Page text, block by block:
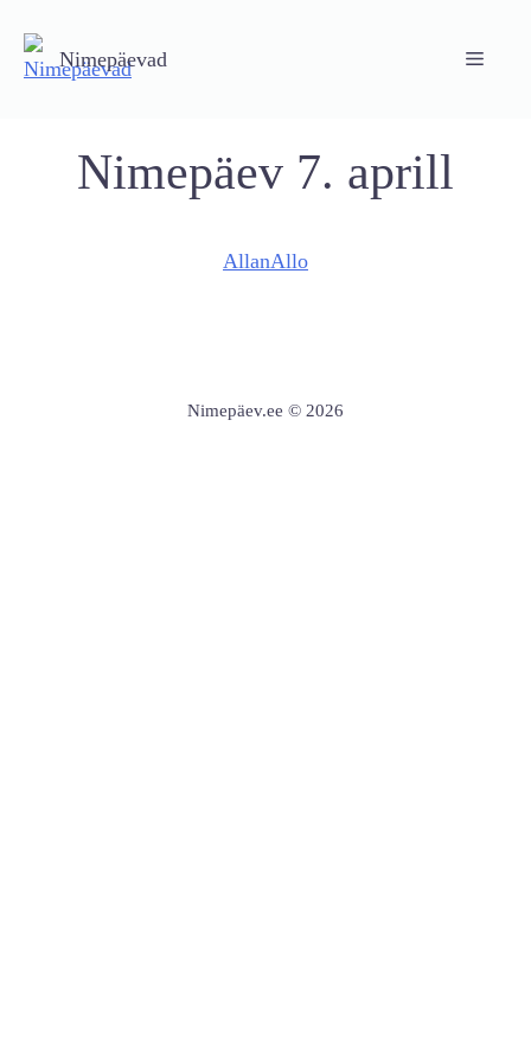
content
Nimepäevad Menu
Nimepäev 7. aprill
AllanAllo
Nimepäev.ee © 2026